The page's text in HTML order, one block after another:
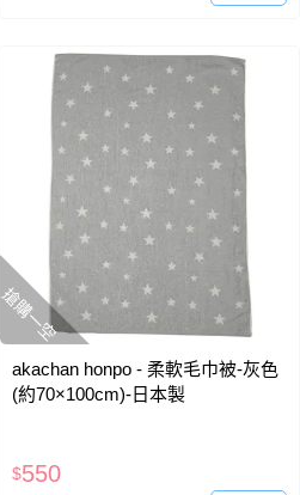
搶購一空
akachan honpo - 柔軟毛巾被-灰色
(約70×100cm)-日本製
$550